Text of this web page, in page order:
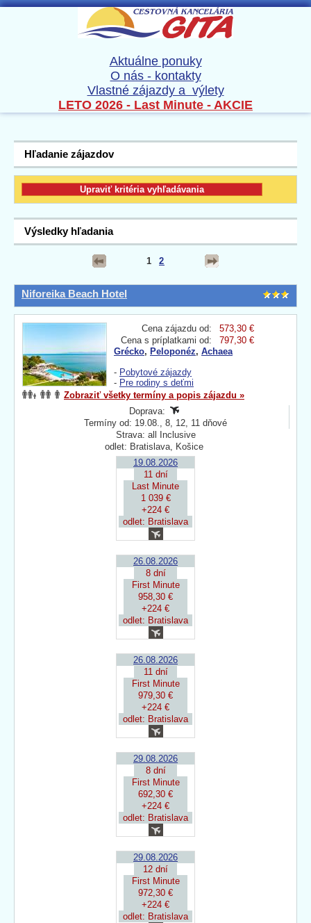
Aktuálne ponuky
O nás - kontakty
Vlastné zájazdy a výlety
LETO 2026 - Last Minute - AKCIE
Hľadanie zájazdov
Výsledky hľadania
1 2
Niforeika Beach Hotel
Cena zájazdu od:
573,30 €
Cena s príplatkami od:
797,30 €
Grécko, Peloponéz, Achaea
- Pobytové zájazdy
- Pre rodiny s deťmi
Zobraziť všetky termíny a popis zájazdu »
Doprava:
Termíny od: 19.08., 8, 12, 11 dňové
Strava: all Inclusive
odlet: Bratislava, Košice
19.08.2026
11 dní
Last Minute
1 039 €
+224 €
odlet: Bratislava
26.08.2026
8 dní
First Minute
958,30 €
+224 €
odlet: Bratislava
26.08.2026
11 dní
First Minute
979,30 €
+224 €
odlet: Bratislava
29.08.2026
8 dní
First Minute
692,30 €
+224 €
odlet: Bratislava
29.08.2026
12 dní
First Minute
972,30 €
+224 €
odlet: Bratislava